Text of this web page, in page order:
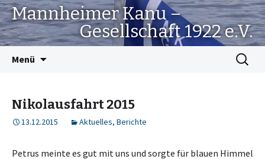
Mannheimer Kanu –
Gesellschaft 1922 e.V.
Menü
Suchen
nach:
Nikolausfahrt 2015
13.12.2015 Aktuelles, Berichte
Petrus meinte es gut mit uns und sorgte für blauen Himmel